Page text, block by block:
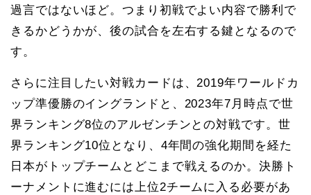
過言ではないほど。つまり初戦でよい内容で勝利で
きるかどうかが、後の試合を左右する鍵となるので
す。
さらに注目したい対戦カードは、2019年ワールドカ
ップ準優勝のイングランドと、2023年7月時点で世
界ランキング8位のアルゼンチンとの対戦です。世
界ランキング10位となり、4年間の強化期間を経た
日本がトップチームとどこまで戦えるのか。決勝ト
ーナメントに進むには上位2チームに入る必要があ